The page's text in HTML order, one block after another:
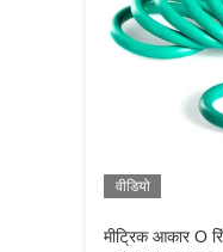
वीडियो
मीट्रिक आकार O